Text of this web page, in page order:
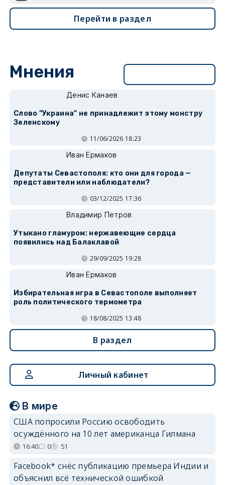
Перейти в раздел
Мнения
Денис Канаев
Слово "Украина" не принадлежит этому монстру
Зеленскому
11/06/2026 18:23
Иван Ермаков
Депутаты Севастополя: кто они для города —
представители или наблюдатели?
03/12/2025 17:36
Владимир Петров
Утыкано гламуром: нержавеющие сердца
появились над Балаклавой
29/09/2025 19:28
Иван Ермаков
Избирательная игра в Севастополе выполняет
роль политического термометра
18/08/2025 13:48
В раздел
Личный кабинет
В мире
США попросили Россию освободить
осуждённого на 10 лет американца Гилмана
16:40 0 51
Facebook* снёс публикацию премьера Индии и
объяснил всё технической ошибкой